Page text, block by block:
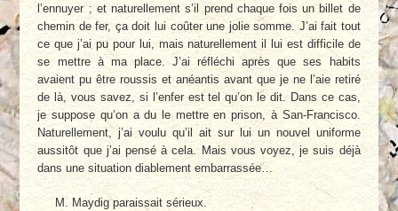
l’ennuyer ; et naturellement s’il prend chaque fois un billet de
chemin de fer, ça doit lui coûter une jolie somme. J’ai fait tout
ce que j’ai pu pour lui, mais naturellement il lui est difficile de
se mettre à ma place. J’ai réfléchi après que ses habits
avaient pu être roussis et anéantis avant que je ne l’aie retiré
de là, vous savez, si l’enfer est tel qu’on le dit. Dans ce cas,
je sup­pose qu’on a du le mettre en prison, à San-Francisco.
Naturellement, j’ai voulu qu’il ait sur lui un nouvel uniforme
aussitôt que j’ai pensé à cela. Mais vous voyez, je suis déjà
dans une situation diablement embarrassée…
M. Maydig paraissait sérieux.